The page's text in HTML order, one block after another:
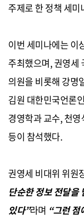
주제로 한 정책 세미
이번 세미나에는 이
주최했으며,권영세
의원을 비롯해 강명
김원 대한민국언론
경영학과 교수,천영
등이 참석했다.
권영세 비대위 위원
단순한 정보 전달을
있다”라며 “그런 점